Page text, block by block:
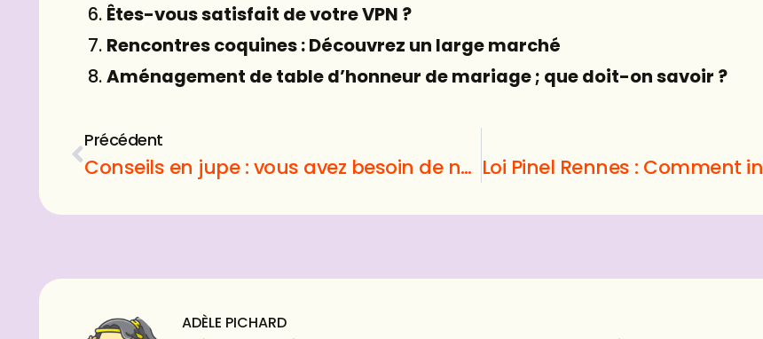
Êtes-vous satisfait de votre VPN ?
Rencontres coquines : Découvrez un large marché
Aménagement de table d’honneur de mariage ; que doit-on savoir ?
Précédent
Conseils en jupe : vous avez besoin de notre jupe pour choisir la jupe parfaite pour vous ?
ADÈLE PICHARD